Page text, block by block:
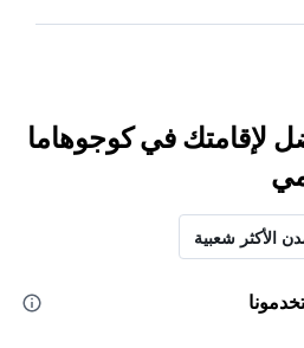
لإقامتك في كوجوهاما
الأكثر شعبية